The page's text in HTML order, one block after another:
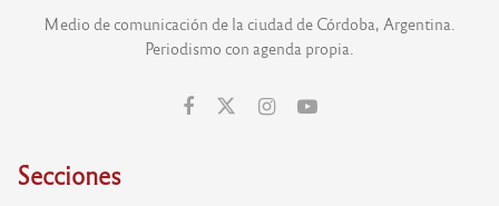
Medio de comunicación de la ciudad de Córdoba, Argentina.
Periodismo con agenda propia.
Secciones